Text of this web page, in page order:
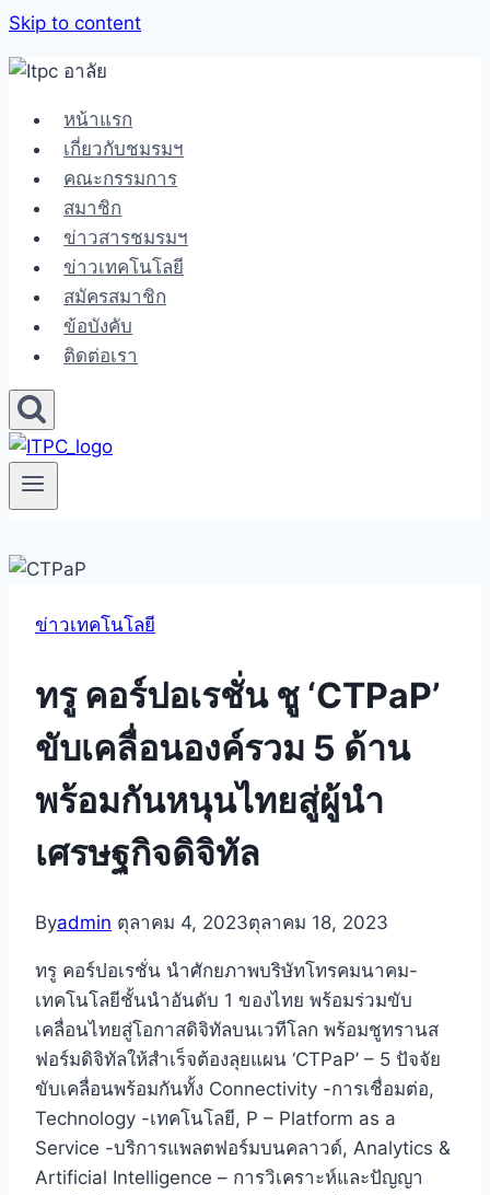
Skip to content
หน้าแรก
เกี่ยวกับชมรมฯ
คณะกรรมการ
สมาชิก
ข่าวสารชมรมฯ
ข่าวเทคโนโลยี
สมัครสมาชิก
ข้อบังคับ
ติดต่อเรา
ข่าวเทคโนโลยี
ทรู คอร์ปอเรชั่น ชู ‘CTPaP’
ขับเคลื่อนองค์รวม 5 ด้าน
พร้อมกันหนุนไทยสู่ผู้นำ
เศรษฐกิจดิจิทัล
Byadmin ตุลาคม 4, 2023ตุลาคม 18, 2023
ทรู คอร์ปอเรชั่น นำศักยภาพบริษัทโทรคมนาคม-
เทคโนโลยีชั้นนำอันดับ 1 ของไทย พร้อมร่วมขับ
เคลื่อนไทยสู่โอกาสดิจิทัลบนเวทีโลก พร้อมชูทรานส
ฟอร์มดิจิทัลให้สำเร็จต้องลุยแผน ‘CTPaP’ – 5 ปัจจัย
ขับเคลื่อนพร้อมกันทั้ง Connectivity -การเชื่อมต่อ,
Technology -เทคโนโลยี, P – Platform as a
Service -บริการแพลตฟอร์มบนคลาวด์, Analytics &
Artificial Intelligence – การวิเคราะห์และปัญญา